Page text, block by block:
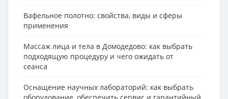
Вафельное полотно: свойства, виды и сферы
применения
Массаж лица и тела в Домодедово: как выбрать
подходящую процедуру и чего ожидать от
сеанса
Оснащение научных лабораторий: как выбрать